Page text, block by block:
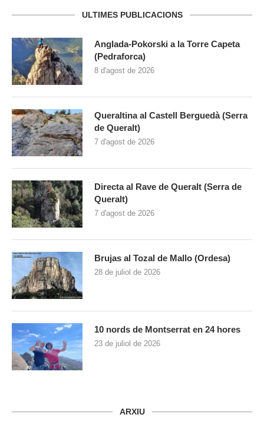
ULTIMES PUBLICACIONS
Anglada-Pokorski a la Torre Capeta
(Pedraforca)
8 d'agost de 2026
Queraltina al Castell Berguedà (Serra
de Queralt)
7 d'agost de 2026
Directa al Rave de Queralt (Serra de
Queralt)
7 d'agost de 2026
Brujas al Tozal de Mallo (Ordesa)
28 de juliol de 2026
10 nords de Montserrat en 24 hores
23 de juliol de 2026
ARXIU